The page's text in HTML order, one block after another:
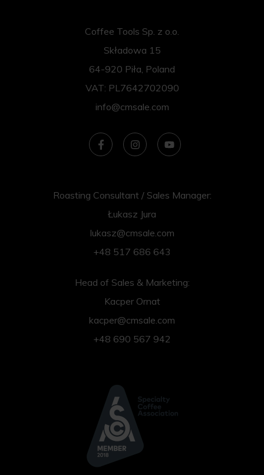
Coffee Tools Sp. z o.o.
Składowa 15
64-920 Piła, Poland
VAT: PL7642702090
info@cmsale.com
Roasting Consultant / Sales Manager:
Łukasz Jura
lukasz@cmsale.com
+48 517 686 643
Head of Sales & Marketing:
Kacper Ornat
kacper@cmsale.com
+48 690 567 942